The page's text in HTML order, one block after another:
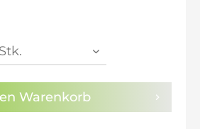
Warenkorb